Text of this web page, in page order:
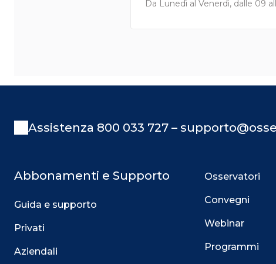
Da Lunedì al Venerdì, dalle 09
Assistenza 800 033 727 –
Abbonamenti e Supporto
Guida e supporto
Privati
Aziendali
Osservatori
Convegni
Webinar
Programmi